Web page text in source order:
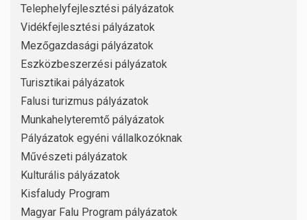
Telephelyfejlesztési pályázatok
Vidékfejlesztési pályázatok
Mezőgazdasági pályázatok
Eszközbeszerzési pályázatok
Turisztikai pályázatok
Falusi turizmus pályázatok
Munkahelyteremtő pályázatok
Pályázatok egyéni vállalkozóknak
Művészeti pályázatok
Kulturális pályázatok
Kisfaludy Program
Magyar Falu Program pályázatok